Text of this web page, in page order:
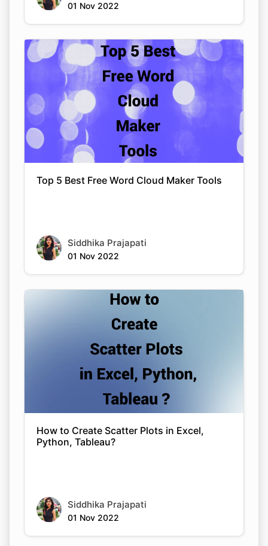
01 Nov 2022
Top 5 Best Free Word Cloud Maker Tools
Siddhika Prajapati
01 Nov 2022
How to Create Scatter Plots in Excel,
Python, Tableau?
Siddhika Prajapati
01 Nov 2022